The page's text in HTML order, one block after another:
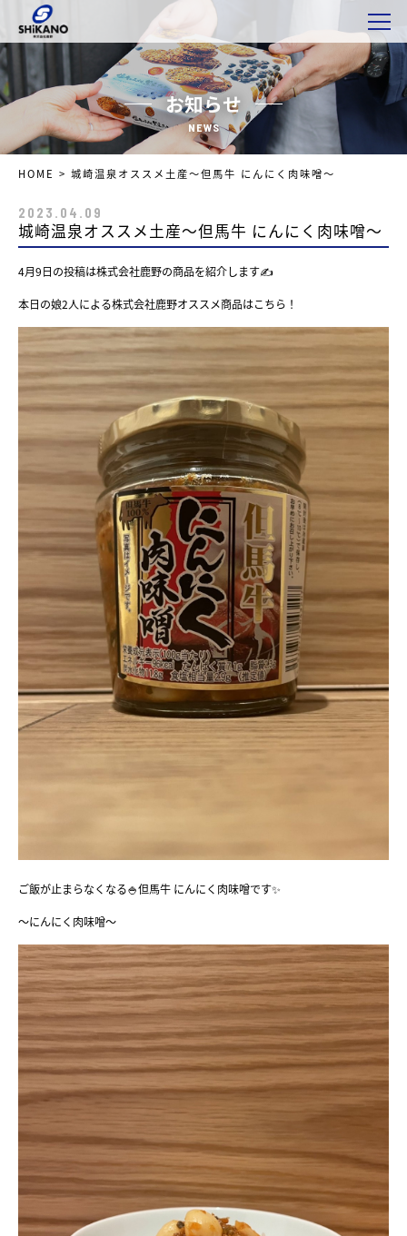
お知らせ
NEWS
HOME > 城崎温泉オススメ土産〜但馬牛 にんにく肉味噌〜
2023.04.09
城崎温泉オススメ土産〜但馬牛 にんにく肉味噌〜
4月9日の投稿は株式会社鹿野の商品を紹介します✍️
本日の娘2人による株式会社鹿野オススメ商品はこちら！
ご飯が止まらなくなる🍚但馬牛 にんにく肉味噌です✨️
〜にんにく肉味噌〜